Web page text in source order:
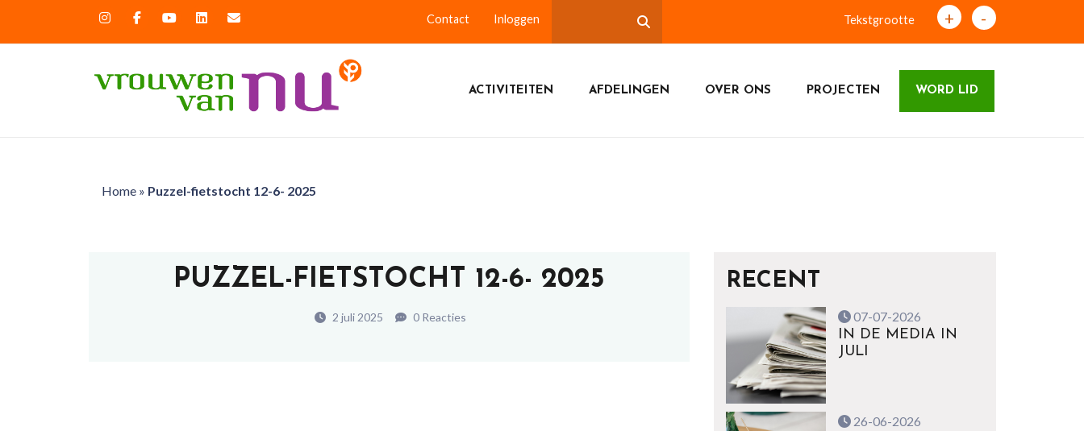
Contact Inloggen Tekstgrootte + -
ACTIVITEITEN AFDELINGEN OVER ONS PROJECTEN WORD LID
Home» Puzzel-fietstocht 12-6- 2025
PUZZEL-FIETSTOCHT 12-6- 2025
2 juli 2025 0 Reacties
RECENT
07-07-2026
IN DE MEDIA IN
JULI
26-06-2026